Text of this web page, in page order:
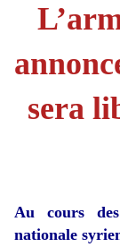
sera
Au cours des
nationale